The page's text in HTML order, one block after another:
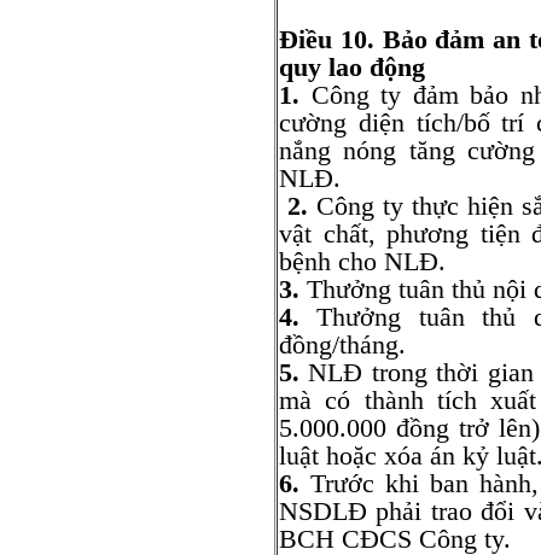
Điều 10. Bảo đảm an
quy lao động
1. Công ty đảm bảo
cường diện tích/bố trí
nắng nóng tăng
NLĐ.
2. Công ty thực hiện
vật chất, phương tiện
bệnh cho NLĐ.
3. Thưởng tuân thủ nội
4. Thưởng tuân thủ
đồng/tháng.
5. NLĐ trong thời gian
mà có thành tích
5.000.000 đồng trở
luật hoặc xóa án kỷ
6. Trước khi ban
NSDLĐ phải trao đổi
BCH CĐCS Công ty.